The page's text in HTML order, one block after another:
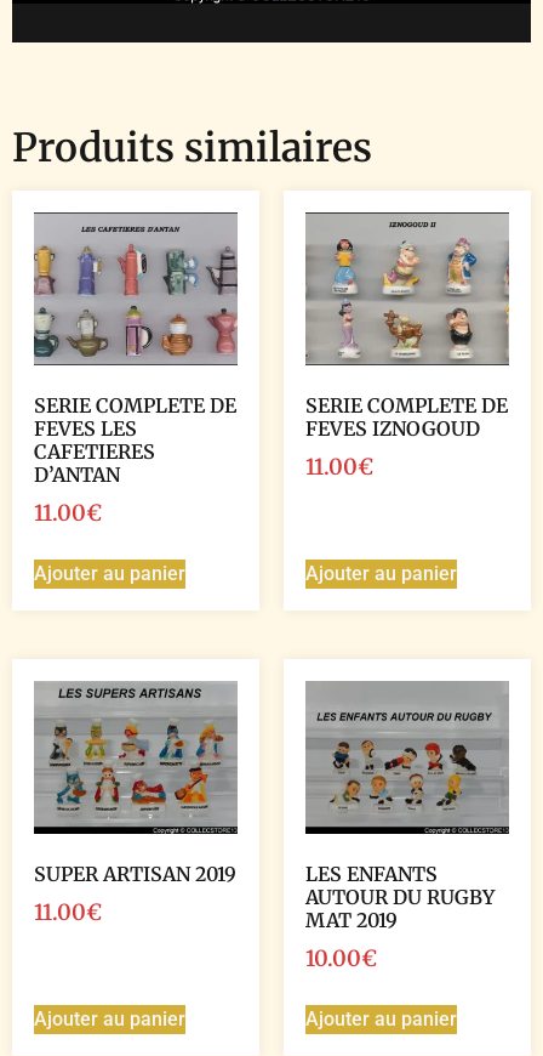
Produits similaires
SERIE COMPLETE DE
FEVES LES
CAFETIERES
D’ANTAN
11.00€
Ajouter au panier
SERIE COMPLETE DE
FEVES IZNOGOUD
11.00€
Ajouter au panier
SUPER ARTISAN 2019
11.00€
Ajouter au panier
LES ENFANTS
AUTOUR DU RUGBY
MAT 2019
10.00€
Ajouter au panier